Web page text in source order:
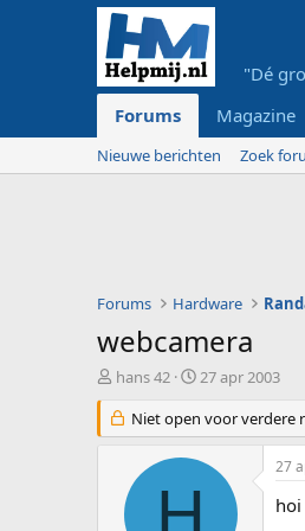
"Dé
Forums
Magazine
Nieuwe berichten Zoek
Forums Hardware
webcamera
O
d
e
hans 42
S
a
r
t
27 apr 2003
Niet open voor verdere
H
27
hoi